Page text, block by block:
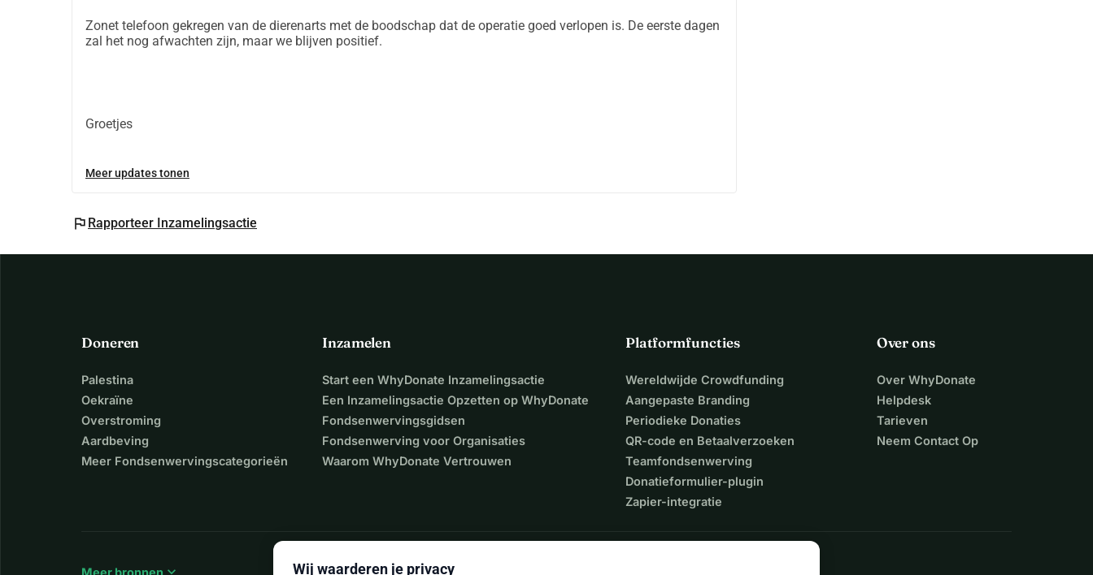
Zonet telefoon gekregen van de dierenarts met de boodschap dat de operatie goed verlopen is. De eerste dagen
zal het nog afwachten zijn, maar we blijven positief.
Groetjes
Meer updates tonen
flag Rapporteer Inzamelingsactie
Doneren
Palestina
Oekraïne
Overstroming
Aardbeving
Meer Fondsenwervingscategorieën
Inzamelen
Start een WhyDonate Inzamelingsactie
Een Inzamelingsactie Opzetten op WhyDonate
Fondsenwervingsgidsen
Fondsenwerving voor Organisaties
Waarom WhyDonate Vertrouwen
Platformfuncties
Wereldwijde Crowdfunding
Aangepaste Branding
Periodieke Donaties
QR-code en Betaalverzoeken
Teamfondsenwerving
Donatieformulier-plugin
Zapier-integratie
Over ons
Over WhyDonate
Helpdesk
Tarieven
Neem Contact Op
Meer bronnen Wij waarderen je privacy